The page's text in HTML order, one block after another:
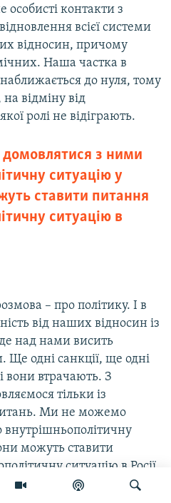
особисті контакти з
всієї системи
відносин, причому
Наша частка в
до нуля, тому
відміну від
ролі не відіграють.
з ними
ситуацію у
ставити питання
ситуацію в
– про політику. І в
від наших відносин із
над нами висить
Ще одні санкції, ще одні
вони втрачають. З
тільки із
Ми не можемо
можуть ставити
ситуацію в Росії.